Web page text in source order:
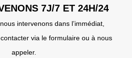
7J/7 ET 24H/24
intervenons dans l’immédiat,
via le formulaire ou à nous
appeler.